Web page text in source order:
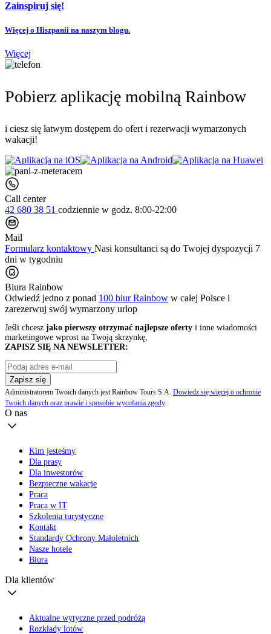
Zainspiruj się!
Więcej o Hiszpanii na naszym blogu.
Więcej
Pobierz aplikację mobilną Rainbow
i ciesz się łatwym dostępem do ofert i rezerwacji wymarzonych
wakacji!
Call center
42 680 38 51 codziennie w godz. 8:00-22:00
Mail
Formularz kontaktowy Nasi konsultanci są do Twojej dyspozycji 7
dni w tygodniu
Biura Rainbow
Odwiedź jedno z ponad 100 biur Rainbow w całej Polsce i
zarezerwuj swój wymarzony urlop
Jeśli chcesz jako pierwszy otrzymać najlepsze oferty i inne wiadomości
marketingowe wprost na Twoją skrzynkę,
ZAPISZ SIĘ NA NEWSLETTER:
Zapisz się
Administratorem Twoich danych jest Rainbow Tours S.A. Dowiedz się więcej o ochronie
Twoich danych oraz prawie i sposobie wycofania zgody.
O nas
Kim jesteśmy
Dla prasy
Dla inwestorów
Bezpieczne wakacje
Praca
Praca w IT
Szkolenia turystyczne
Kontakt
Standardy Ochrony Małoletnich
Nasze hotele
Biura
Dla klientów
Aktualne wytyczne przed podróżą
Rozkłady lotów